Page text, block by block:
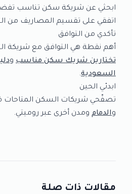
ابحثي عن شريكة سكن تناسب
اتفقي على تقسيم المصاريف من
تأكدي من التوافق
أهم نقطة هي التوافق مع شريكة
تختارين شريك سكن مناسب و
السعودية.
ابدئي الحين
تصفّحي شريكات السكن المتاحات
والدمام ومدن أخرى عبر روميتي.
مقالات ذات صلة